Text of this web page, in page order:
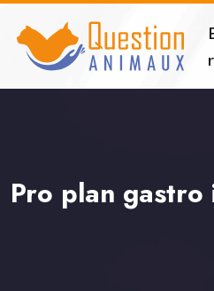
Pro plan